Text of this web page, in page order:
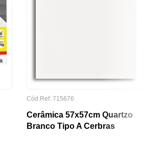
Cód.Ref:715676
Cerâmica 57x57cm Quartzo
Branco Tipo A Cerbras